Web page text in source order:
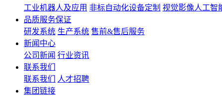
工业机器人及应用 非标自动化设备定制 视觉影像人工智
品质服务保证
研发系统 生产系统 售前&售后服务
新闻中心
公司新闻 行业资讯
联系我们
联系我们
人才招聘
集团链接